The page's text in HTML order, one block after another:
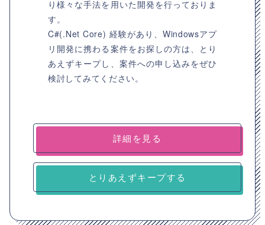
り様々な手法を用いた開発を行っておりま
す。
C#(.Net Core) 経験があり、Windowsアプ
リ開発に携わる案件をお探しの方は、とり
あえずキープし、案件への申し込みをぜひ
検討してみてください。
詳細を見る
とりあえずキープする